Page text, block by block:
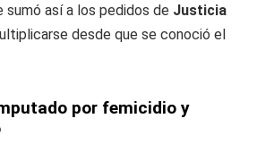
sumó así a los pedidos de Justicia
desde que se conoció el
por femicidio y